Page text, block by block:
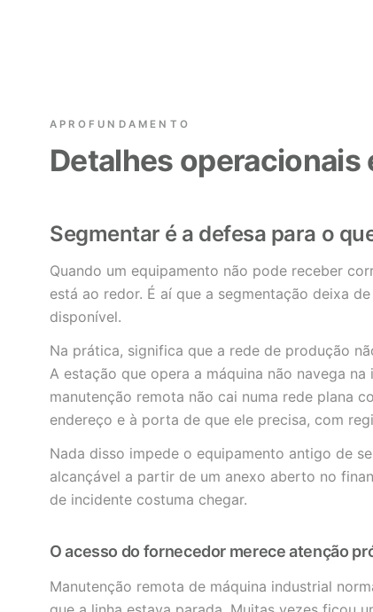
APROFUNDAMENTO
Detalhes operacionais
Segmentar é a defesa para o
Quando um equipamento não pode receber
está ao redor. É aí que a segmentação deixa
disponível.
Na prática, significa que a rede de produção
A estação que opera a máquina não navega
manutenção remota não cai numa rede plana
endereço e à porta de que ele precisa, com
Nada disso impede o equipamento antigo de
alcançável a partir de um anexo aberto no
de incidente costuma chegar.
O acesso do fornecedor merece atenção
Manutenção remota de máquina industrial